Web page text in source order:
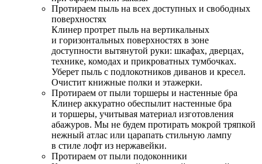
Протираем пыль на всех доступных и свободных
поверхностях
Клинер протрет пыль на вертикальных
и горизонтальных поверхностях в зоне
доступности вытянутой руки: шкафах, дверцах,
технике, комодах и прикроватных тумбочках.
Уберет пыль с подлокотников диванов и кресел.
Очистит книжные полки и этажерки.
Протираем от пыли торшеры и настенные бра
Клинер аккуратно обеспылит настенные бра
и торшеры, учитывая материал изготовления
абажуров. Мы не будем протирать мокрой тряпкой
нежный атлас или царапать стильную лампу
в стиле лофт из нержавейки.
Протираем от пыли подоконники